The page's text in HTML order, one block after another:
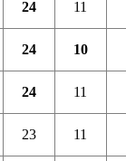
24 11
24 10
24 11
23 11